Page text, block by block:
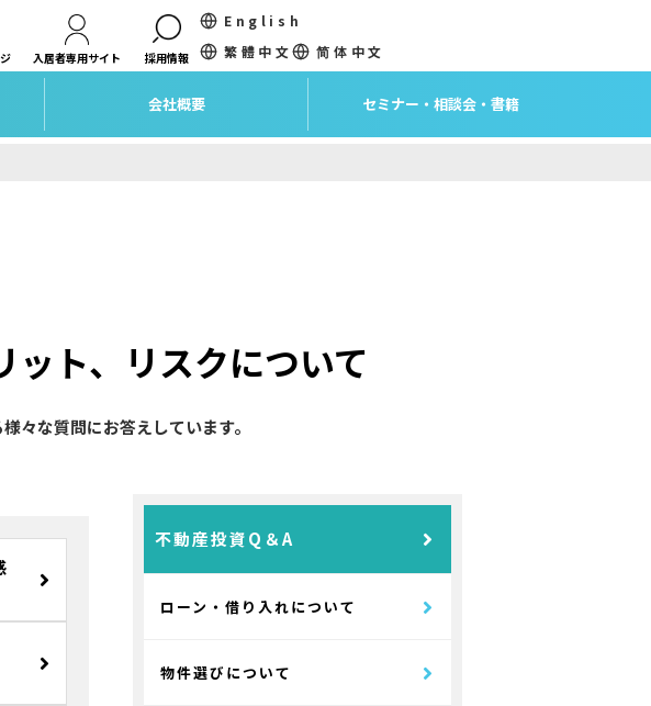
入居者専用サイト 採用情報
English
繁體中文
简体中文
会社概要 セミナー・相談会・書籍
ト、リスクについて
々な質問にお答えしています。
不動産投資Q＆A
ローン・借り入れについて
物件選びについて